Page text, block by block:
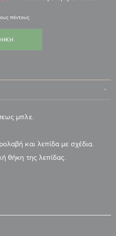
μπλε.
και λεπίδα με σχέδια.
θήκη της λεπίδας.